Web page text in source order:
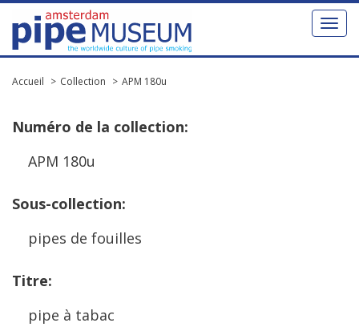
Toggle
Accueil Collection APM 180u
Numéro de la collection:
APM 180u
Sous-collection:
pipes de fouilles
Titre:
pipe à tabac